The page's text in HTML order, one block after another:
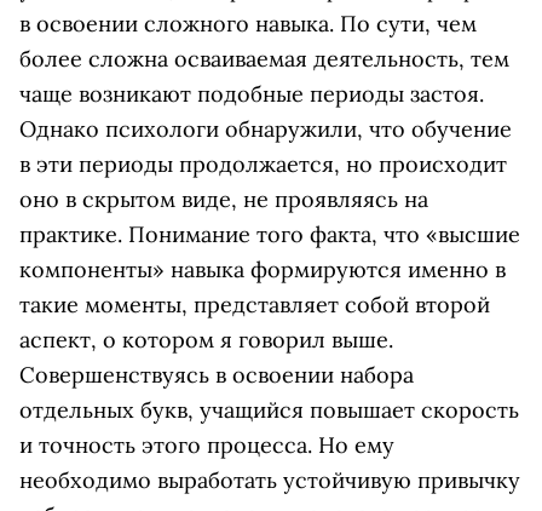
в освоении сложного навыка. По сути, чем
более сложна осваиваемая деятельность, тем
чаще возникают подобные периоды застоя.
Однако психологи обнаружили, что обучение
в эти периоды продолжается, но происходит
оно в скрытом виде, не проявляясь на
практике. Понимание того факта, что «высшие
компоненты» навыка формируются именно в
такие моменты, представляет собой второй
аспект, о котором я говорил выше.
Совершенствуясь в освоении набора
отдельных букв, учащийся повышает скорость
и точность этого процесса. Но ему
необходимо выработать устойчивую привычку